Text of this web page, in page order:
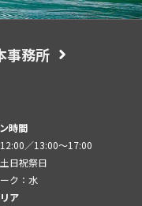
事務所
時間
／13:00～17:00
日祝祭日
ク：水
ア